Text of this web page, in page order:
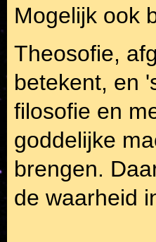
Mogelijk ook
Theosofie,
betekent, en
filosofie en
goddelijke
brengen.
de waarheid